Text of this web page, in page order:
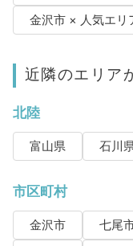
金沢市 × 人気エリ
近隣のエリア
北陸
富山県 石川
市区町村
金沢市 七尾